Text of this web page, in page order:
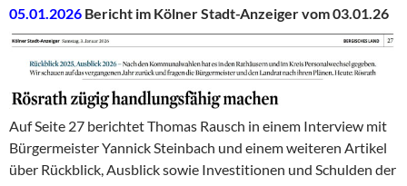
05.01.2026 Bericht im Kölner Stadt-Anzeiger vom 03.01.26
Auf Seite 27 berichtet Thomas Rausch in einem Interview mit
Bürgermeister Yannick Steinbach und einem weiteren Artikel
über Rückblick, Ausblick sowie Investitionen und Schulden der